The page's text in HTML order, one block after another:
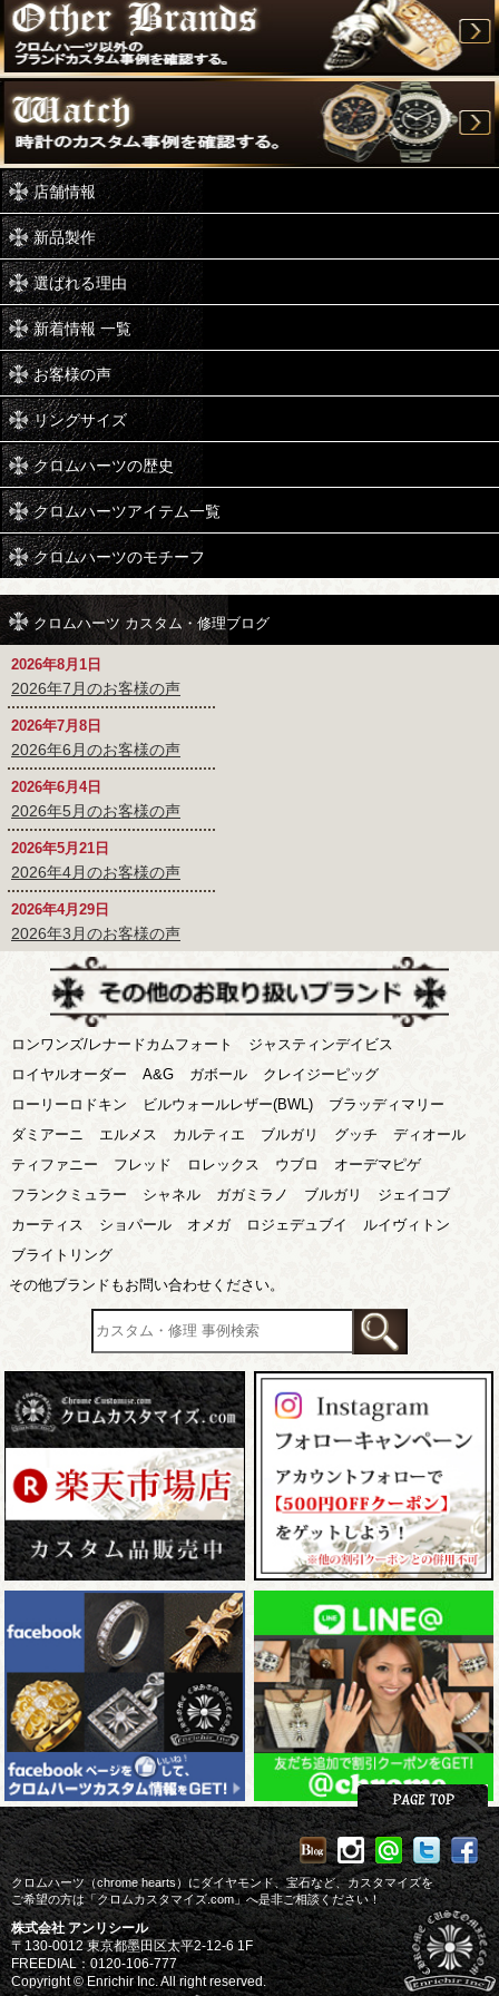
店舗情報
新品製作
選ばれる理由
新着情報 一覧
お客様の声
リングサイズ
クロムハーツの歴史
クロムハーツアイテム一覧
クロムハーツのモチーフ
クロムハーツ カスタム・修理ブログ
2026年8月1日
2026年7月のお客様の声
2026年7月8日
2026年6月のお客様の声
2026年6月4日
2026年5月のお客様の声
2026年5月21日
2026年4月のお客様の声
2026年4月29日
2026年3月のお客様の声
ロンワンズ/レナードカムフォート
ジャスティンデイビス
ロイヤルオーダー
A&G ガボール
クレイジーピッグ
ローリーロドキン
ビルウォールレザー(BWL)
ブラッディマリー
ダミアーニ
エルメス カルティエ ブルガリ グッチ
ディオール
ティファニー
フレッド ロレックス ウブロ
オーデマピゲ
フランクミュラー
シャネル ガガミラノ ブルガリ
ジェイコブ
カーティス
ショパール オメガ ロジェデュブイ
ルイヴィトン
ブライトリング
その他ブランドもお問い合わせください。
クロムハーツ（chrome hearts）にダイヤモンド、宝石など、カスタマイズを
ご希望の方は「クロムカスタマイズ.com」へ是非ご相談ください！
株式会社 アンリシール
〒130-0012 東京都墨田区太平2-12-6 1F
FREEDIAL：0120-106-777
Copyright © Enrichir Inc. All right reserved.